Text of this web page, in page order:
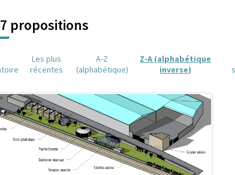
propositions
Les plus
récentes
A-Z
(alphabétique)
Z-A (alphabétique
inverse)